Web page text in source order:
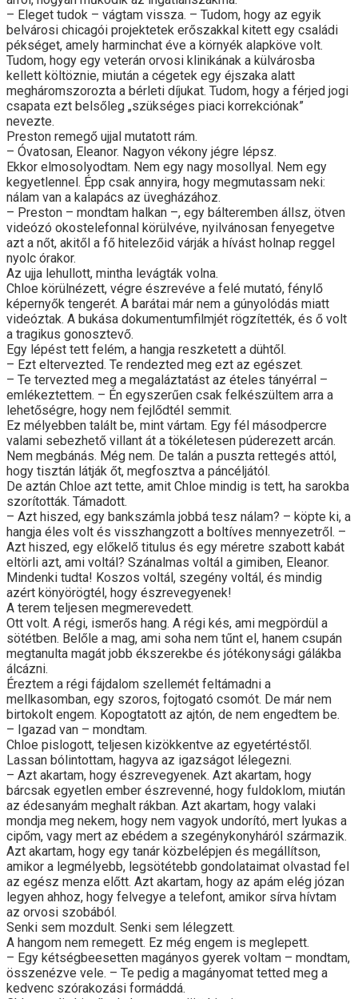
– Eleget tudok – vágtam vissza. – Tudom, hogy az egyik
belvárosi chicagói projektetek erőszakkal kitett egy családi
pékséget, amely harminchat éve a környék alapköve volt.
Tudom, hogy egy veterán orvosi klinikának a külvárosba
kellett költöznie, miután a cégetek egy éjszaka alatt
megháromszorozta a bérleti díjukat. Tudom, hogy a férjed jogi
csapata ezt belsőleg „szükséges piaci korrekciónak”
nevezte.
Preston remegő ujjal mutatott rám.
– Óvatosan, Eleanor. Nagyon vékony jégre lépsz.
Ekkor elmosolyodtam. Nem egy nagy mosollyal. Nem egy
kegyetlennel. Épp csak annyira, hogy megmutassam neki:
nálam van a kalapács az üvegházához.
– Preston – mondtam halkan –, egy bálteremben állsz, ötven
videózó okostelefonnal körülvéve, nyilvánosan fenyegetve
azt a nőt, akitől a fő hitelezőid várják a hívást holnap reggel
nyolc órakor.
Az ujja lehullott, mintha levágták volna.
Chloe körülnézett, végre észrevéve a felé mutató, fénylő
képernyők tengerét. A barátai már nem a gúnyolódás miatt
videóztak. A bukása dokumentumfilmjét rögzítették, és ő volt
a tragikus gonosztevő.
Egy lépést tett felém, a hangja reszketett a dühtől.
– Ezt eltervezted. Te rendezted meg ezt az egészet.
– Te tervezted meg a megaláztatást az ételes tányérral –
emlékeztettem. – Én egyszerűen csak felkészültem arra a
lehetőségre, hogy nem fejlődtél semmit.
Ez mélyebben talált be, mint vártam. Egy fél másodpercre
valami sebezhető villant át a tökéletesen púderezett arcán.
Nem megbánás. Még nem. De talán a puszta rettegés attól,
hogy tisztán látják őt, megfosztva a páncéljától.
De aztán Chloe azt tette, amit Chloe mindig is tett, ha sarokba
szorították. Támadott.
– Azt hiszed, egy bankszámla jobbá tesz nálam? – köpte ki, a
hangja éles volt és visszhangzott a boltíves mennyezetről. –
Azt hiszed, egy előkelő titulus és egy méretre szabott kabát
eltörli azt, ami voltál? Szánalmas voltál a gimiben, Eleanor.
Mindenki tudta! Koszos voltál, szegény voltál, és mindig
azért könyörögtél, hogy észrevegyenek!
A terem teljesen megmerevedett.
Ott volt. A régi, ismerős hang. A régi kés, ami megpördül a
sötétben. Belőle a mag, ami soha nem tűnt el, hanem csupán
megtanulta magát jobb ékszerekbe és jótékonysági gálákba
álcázni.
Éreztem a régi fájdalom szellemét feltámadni a
mellkasomban, egy szoros, fojtogató csomót. De már nem
birtokolt engem. Kopogtatott az ajtón, de nem engedtem be.
– Igazad van – mondtam.
Chloe pislogott, teljesen kizökkentve az egyetértéstől.
Lassan bólintottam, hagyva az igazságot lélegezni.
– Azt akartam, hogy észrevegyenek. Azt akartam, hogy
bárcsak egyetlen ember észrevenné, hogy fuldoklom, miután
az édesanyám meghalt rákban. Azt akartam, hogy valaki
mondja meg nekem, hogy nem vagyok undorító, mert lyukas a
cipőm, vagy mert az ebédem a szegénykonyháról származik.
Azt akartam, hogy egy tanár közbelépjen és megállítson,
amikor a legmélyebb, legsötétebb gondolataimat olvastad fel
az egész menza előtt. Azt akartam, hogy az apám elég józan
legyen ahhoz, hogy felvegye a telefont, amikor sírva hívtam
az orvosi szobából.
Senki sem mozdult. Senki sem lélegzett.
A hangom nem remegett. Ez még engem is meglepett.
– Egy kétségbeesetten magányos gyerek voltam – mondtam,
összenézve vele. – Te pedig a magányomat tetted meg a
kedvenc szórakozási formáddá.